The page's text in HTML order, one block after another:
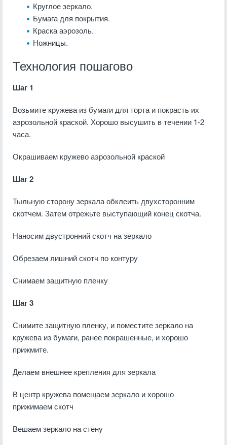
Круглое зеркало.
Бумага для покрытия.
Краска аэрозоль.
Ножницы.
Технология пошагово
Шаг 1
Возьмите кружева из бумаги для торта и покрасть их
аэрозольной краской. Хорошо высушить в течении 1-2
часа.
Окрашиваем кружево аэрозольной краской
Шаг 2
Тыльную сторону зеркала обклеить двухсторонним
скотчем. Затем отрежьте выступающий конец скотча.
Наносим двустронний скотч на зеркало
Обрезаем лишний скотч по контуру
Снимаем защитную пленку
Шаг 3
Снимите защитную пленку, и поместите зеркало на
кружева из бумаги, ранее покрашенные, и хорошо
прижмите.
Делаем внешнее крепления для зеркала
В центр кружева помещаем зеркало и хорошо
прижимаем скотч
Вешаем зеркало на стену